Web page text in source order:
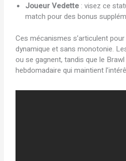
Joueur Vedette : visez ce
match pour des bonus
Ces mécanismes s’articulent
dynamique et sans monotonie.
ou se gagnent, tandis que le
hebdomadaire qui maintient